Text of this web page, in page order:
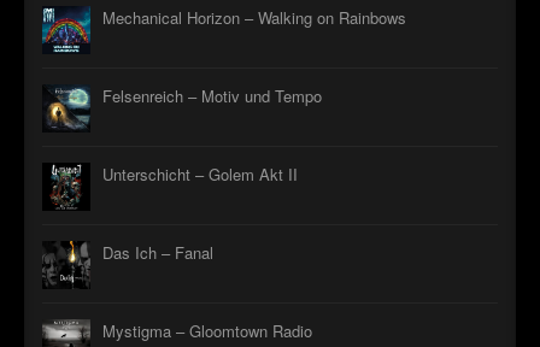
Mechanical Horizon – Walking on Rainbows
Felsenreich – Motiv und Tempo
Unterschicht – Golem Akt II
Das Ich – Fanal
Mystigma – Gloomtown Radio